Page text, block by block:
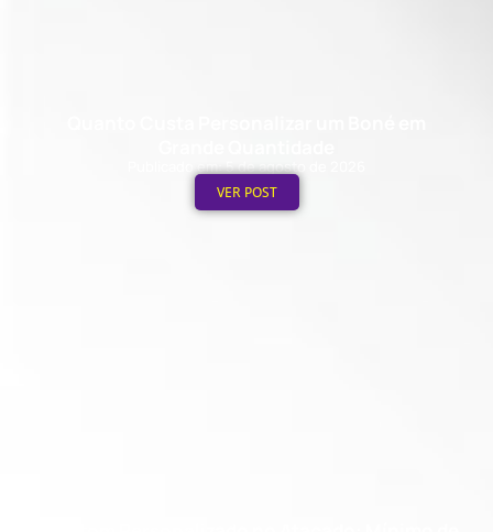
Publicado em: 5 de agosto de 2026
VER POST